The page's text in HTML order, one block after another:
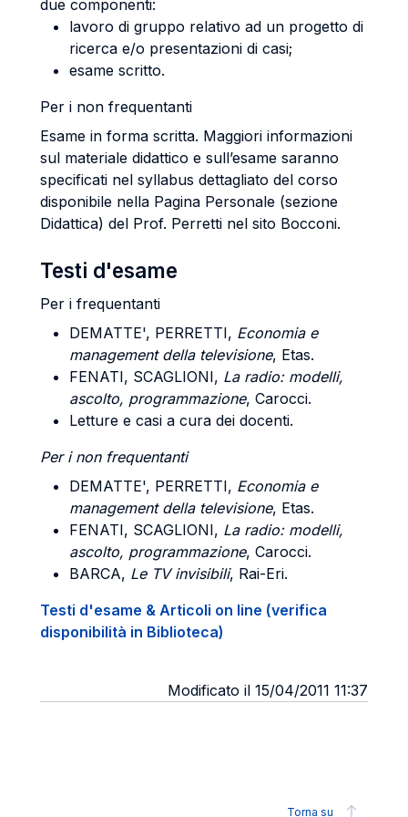
due componenti:
lavoro di gruppo relativo ad un progetto di
ricerca e/o presentazioni di casi;
esame scritto.
Per i non frequentanti
Esame in forma scritta. Maggiori informazioni
sul materiale didattico e sull’esame saranno
specificati nel syllabus dettagliato del corso
disponibile nella Pagina Personale (sezione
Didattica) del Prof. Perretti nel sito Bocconi.
Testi d'esame
Per i frequentanti
DEMATTE', PERRETTI, Economia e
management della televisione, Etas.
FENATI, SCAGLIONI, La radio: modelli,
ascolto, programmazione, Carocci.
Letture e casi a cura dei docenti.
Per i non frequentanti
DEMATTE', PERRETTI, Economia e
management della televisione, Etas.
FENATI, SCAGLIONI, La radio: modelli,
ascolto, programmazione, Carocci.
BARCA, Le TV invisibili, Rai-Eri.
Testi d'esame & Articoli on line (verifica
disponibilità in Biblioteca)
Modificato il 15/04/2011 11:37
Torna su